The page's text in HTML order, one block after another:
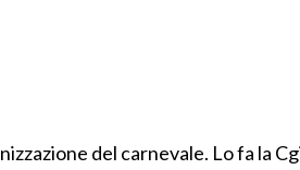
del carnevale. Lo fa la